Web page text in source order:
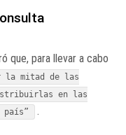
que, para llevar a cabo
la mitad de las
en las
país”
.